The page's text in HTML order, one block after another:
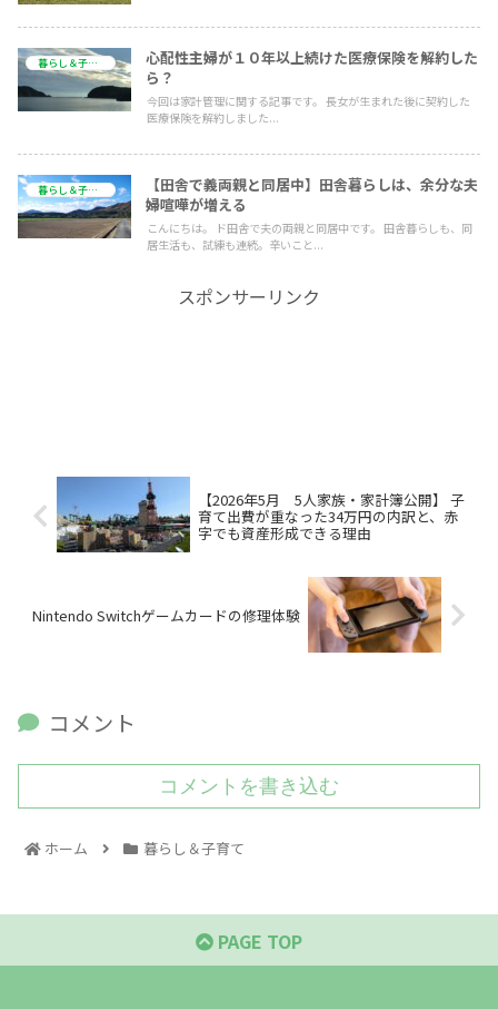
暮らし＆子育て
心配性主婦が１０年以上続けた医療保険を解約した
ら？
今回は家計管理に関する記事です。 長女が生まれた後に契約した
医療保険を解約しました...
暮らし＆子育て
【田舎で義両親と同居中】田舎暮らしは、余分な夫
婦喧嘩が増える
こんにちは。 ド田舎で夫の両親と同居中です。 田舎暮らしも、同
居生活も、試練も連続。辛いこと...
スポンサーリンク
【2026年5月 5人家族・家計簿公開】 子
育て出費が重なった34万円の内訳と、赤
字でも資産形成できる理由
Nintendo Switchゲームカードの修理体験
コメント
コメントを書き込む
ホーム 暮らし＆子育て
PAGE TOP